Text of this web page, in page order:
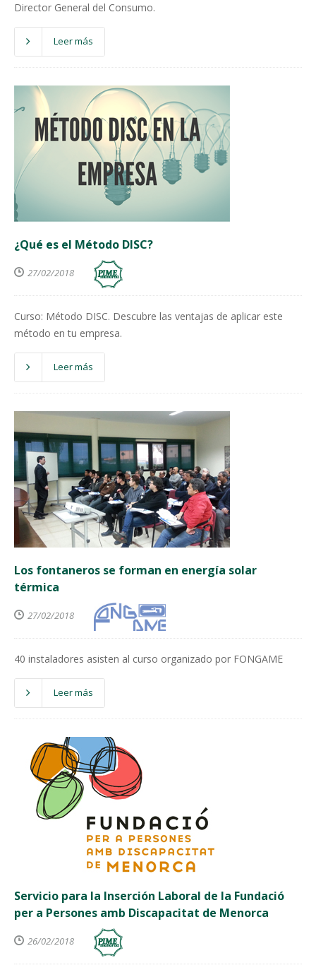
Director General del Consumo.
Leer más
¿Qué es el Método DISC?
27/02/2018
Curso: Método DISC. Descubre las ventajas de aplicar este
método en tu empresa.
Leer más
Los fontaneros se forman en energía solar
térmica
27/02/2018
40 instaladores asisten al curso organizado por FONGAME
Leer más
Servicio para la Inserción Laboral de la Fundació
per a Persones amb Discapacitat de Menorca
26/02/2018